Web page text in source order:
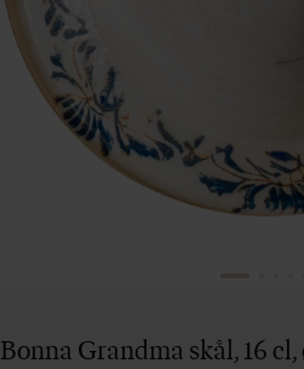
Bonna Grandma skål, 16 cl,